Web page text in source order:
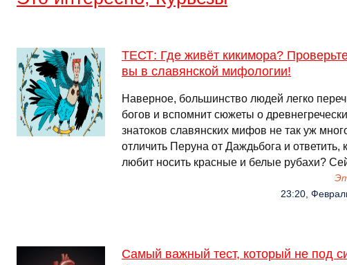
ТЕСТ: Где живёт кикимора?
вы в славянской мифологии!
Наверное, большинство людей легко
богов и вспомнит сюжеты о
знатоков славянских мифов не так уж
отличить Перуна от Даждьбога и ответить,
любит носить красные и белые рубахи?
23:20,
Самый важный тест, который не под